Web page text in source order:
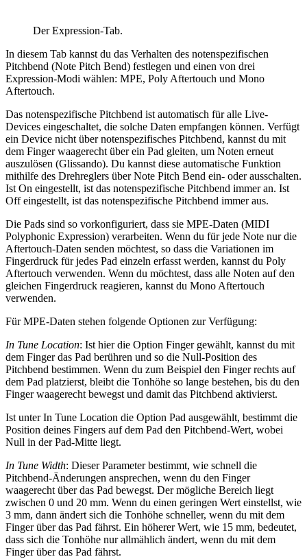
Der Expression-Tab.
In diesem Tab kannst du das Verhalten des notenspezifischen
Pitchbend (Note Pitch Bend) festlegen und einen von drei
Expression-Modi wählen: MPE, Poly Aftertouch und Mono
Aftertouch.
Das notenspezifische Pitchbend ist automatisch für alle Live-
Devices eingeschaltet, die solche Daten empfangen können. Verfügt
ein Device nicht über notenspezifisches Pitchbend, kannst du mit
dem Finger waagerecht über ein Pad gleiten, um Noten erneut
auszulösen (Glissando). Du kannst diese automatische Funktion
mithilfe des Drehreglers über Note Pitch Bend ein- oder ausschalten.
Ist On eingestellt, ist das notenspezifische Pitchbend immer an. Ist
Off eingestellt, ist das notenspezifische Pitchbend immer aus.
Die Pads sind so vorkonfiguriert, dass sie MPE-Daten (MIDI
Polyphonic Expression) verarbeiten. Wenn du für jede Note nur die
Aftertouch-Daten senden möchtest, so dass die Variationen im
Fingerdruck für jedes Pad einzeln erfasst werden, kannst du Poly
Aftertouch verwenden. Wenn du möchtest, dass alle Noten auf den
gleichen Fingerdruck reagieren, kannst du Mono Aftertouch
verwenden.
Für MPE-Daten stehen folgende Optionen zur Verfügung:
In Tune Location: Ist hier die Option Finger gewählt, kannst du mit
dem Finger das Pad berühren und so die Null-Position des
Pitchbend bestimmen. Wenn du zum Beispiel den Finger rechts auf
dem Pad platzierst, bleibt die Tonhöhe so lange bestehen, bis du den
Finger waagerecht bewegst und damit das Pitchbend aktivierst.
Ist unter In Tune Location die Option Pad ausgewählt, bestimmt die
Position deines Fingers auf dem Pad den Pitchbend-Wert, wobei
Null in der Pad-Mitte liegt.
In Tune Width: Dieser Parameter bestimmt, wie schnell die
Pitchbend-Änderungen ansprechen, wenn du den Finger
waagerecht über das Pad bewegst. Der mögliche Bereich liegt
zwischen 0 und 20 mm. Wenn du einen geringen Wert einstellst, wie
3 mm, dann ändert sich die Tonhöhe schneller, wenn du mit dem
Finger über das Pad fährst. Ein höherer Wert, wie 15 mm, bedeutet,
dass sich die Tonhöhe nur allmählich ändert, wenn du mit dem
Finger über das Pad fährst.